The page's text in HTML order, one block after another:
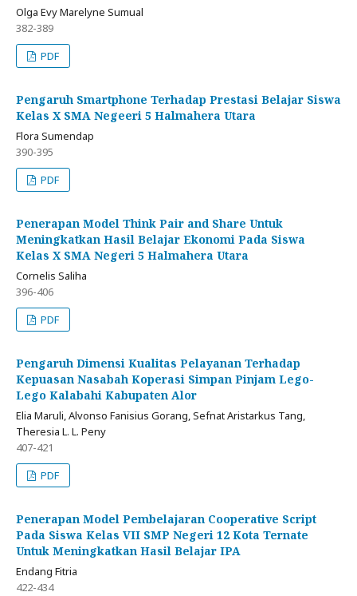
Olga Evy Marelyne Sumual
382-389
PDF
Pengaruh Smartphone Terhadap Prestasi Belajar Siswa
Kelas X SMA Negeeri 5 Halmahera Utara
Flora Sumendap
390-395
PDF
Penerapan Model Think Pair and Share Untuk
Meningkatkan Hasil Belajar Ekonomi Pada Siswa
Kelas X SMA Negeri 5 Halmahera Utara
Cornelis Saliha
396-406
PDF
Pengaruh Dimensi Kualitas Pelayanan Terhadap
Kepuasan Nasabah Koperasi Simpan Pinjam Lego-
Lego Kalabahi Kabupaten Alor
Elia Maruli, Alvonso Fanisius Gorang, Sefnat Aristarkus Tang,
Theresia L. L. Peny
407-421
PDF
Penerapan Model Pembelajaran Cooperative Script
Pada Siswa Kelas VII SMP Negeri 12 Kota Ternate
Untuk Meningkatkan Hasil Belajar IPA
Endang Fitria
422-434